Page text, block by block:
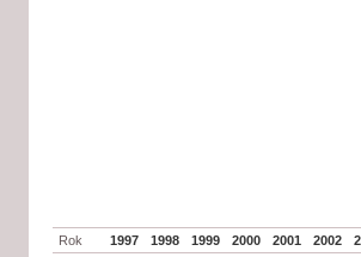
Rok 1997 1998 1999 2000 2001 2002